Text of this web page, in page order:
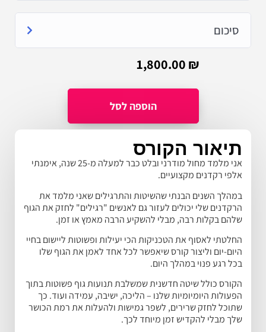
סיכום
1,800.00 ₪
תיאור הקורס
אני מלמד מחול מודרני ובלט כבר למעלה מ-25 שנה, אימנתי
אלפי רקדנים מקצועיים.
במהלך השנים הבנתי שהשיטות והתרגילים שאני מלמד את
הרקדנים שלי יכולים לעזור גם לאנשים "רגילים" לחזק את הגוף
שלהם בקלות רבה, מבלי להשקיע הרבה מאמץ או זמן.
החלטתי לאסוף את הטכניקות הכי יעילות ופשוטות ליישום בחיי
היום-יום וליצור קורס שיאפשר לכל אחד לאמן את הגוף שלו
בכל רגע פנוי במהלך היום.
הקורס כולל שיטה חדשנית שמשלבת תנועות גוף פשוטות בתוך
הפעולות היומיומיות שלנו – הליכה, ישיבה, עמידה ועוד. כך
שתוכל לחזק שרירים, לשפר גמישות ולהעלות את רמת הכושר
שלך מבלי להקדיש זמן מיוחד לכך.